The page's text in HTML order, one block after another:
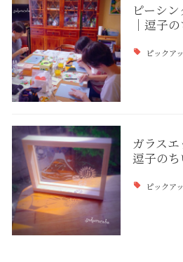
ピーシ
｜逗子
ピックア
ガラスエ
逗子の
ピックア